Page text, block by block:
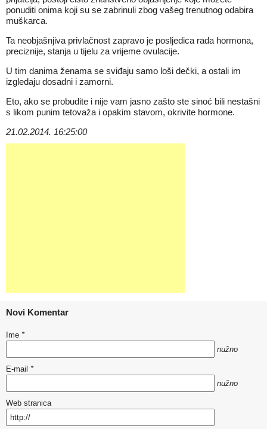
ponuditi onima koji su se zabrinuli zbog vašeg trenutnog odabira
muškarca.
Ta neobjašnjiva privlačnost zapravo je posljedica rada hormona,
preciznije, stanja u tijelu za vrijeme ovulacije.
U tim danima ženama se sviđaju samo loši dečki, a ostali im
izgledaju dosadni i zamorni.
Eto, ako se probudite i nije vam jasno zašto ste sinoć bili nestašni
s likom punim tetovaža i opakim stavom, okrivite hormone.
21.02.2014. 16:25:00
Novi Komentar
Ime *
nužno
E-mail *
nužno
Web stranica